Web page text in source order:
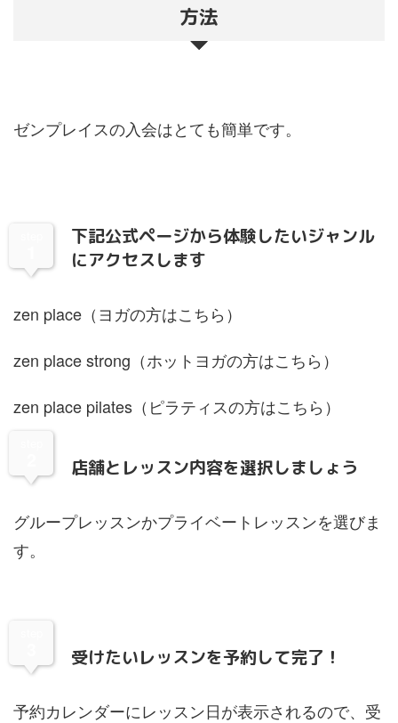
方法
ゼンプレイスの入会はとても簡単です。
下記公式ページから体験したいジャンル
にアクセスします
zen place （ヨガの方はこちら）
zen place strong （ホットヨガの方はこちら）
zen place pilates （ピラティスの方はこちら）
店舗とレッスン内容を選択しましょう
グループレッスンかプライベートレッスンを選びま
す。
受けたいレッスンを予約して完了！
予約カレンダーにレッスン日が表示されるので、受